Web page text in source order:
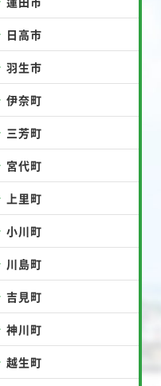
日高市
羽生市
伊奈町
三芳町
宮代町
上里町
小川町
川島町
吉見町
神川町
越生町